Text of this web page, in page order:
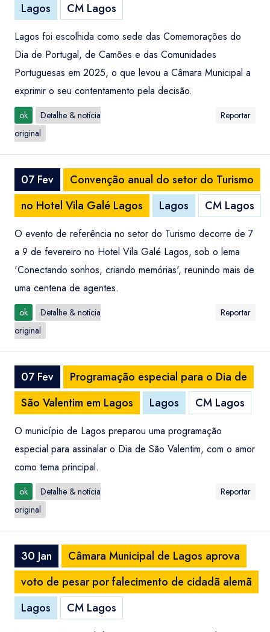
Lagos
CM Lagos
Lagos foi escolhida como sede das Comemorações do
Dia de Portugal, de Camões e das Comunidades
Portuguesas em 2025, o que levou a Câmara Municipal a
exprimir o seu contentamento pela decisão.
ok
Detalhe & notícia
original
Reportar
07 Fev
Convenção anual do setor do Turismo
no Hotel Vila Galé Lagos
Lagos CM Lagos
O evento de referência no setor do Turismo decorre de 7
a 9 de fevereiro no Hotel Vila Galé Lagos, sob o lema
'Conectando sonhos, criando memórias', reunindo mais de
uma centena de agentes.
ok
Detalhe & notícia
original
Reportar
07 Fev
Programação especial para o Dia de
São Valentim em Lagos
Lagos CM Lagos
O município de Lagos preparou uma programação
especial para assinalar o Dia de São Valentim, com o amor
como tema principal.
ok
Detalhe & notícia
original
Reportar
30 Jan
Câmara Municipal de Lagos aprova
voto de pesar por falecimento de cidadã alemã
Lagos
CM Lagos